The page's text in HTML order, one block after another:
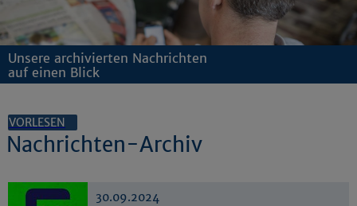
Unsere archivierten Nachrichten
auf einen Blick
VORLESEN
Nachrichten-Archiv
30.09.2024